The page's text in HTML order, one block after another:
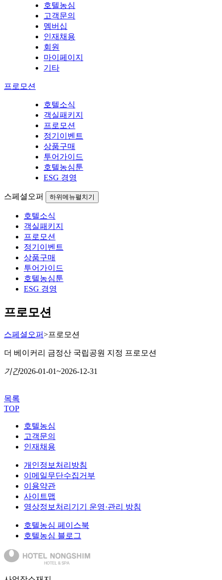
호텔농심
고객문의
멤버십
인재채용
회원
마이페이지
기타
프로모션
호텔소식
객실패키지
프로모션
정기이벤트
상품구매
투어가이드
호텔농심툰
ESG 경영
스페셜오퍼 하위메뉴펼치기
호텔소식
객실패키지
프로모션
정기이벤트
상품구매
투어가이드
호텔농심툰
ESG 경영
프로모션
스페셜오퍼>프로모션
더 베이커리 금정산 국립공원 지정 프로모션
기간2026-01-01~2026-12-31
목록
TOP
호텔농심
고객문의
인재채용
개인정보처리방침
이메일무단수집거부
이용약관
사이트맵
영상정보처리기기 운영·관리 방침
호텔농심 페이스북
호텔농심 블로그